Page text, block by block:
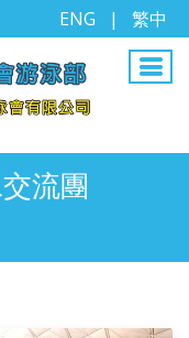
ENG | 繁中
流團